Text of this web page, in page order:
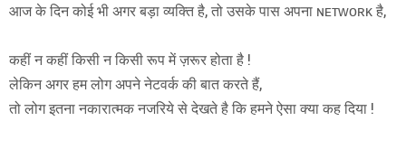
आज के दिन कोई भी अगर बड़ा व्यक्ति है, तो उसके पास अपना ɴᴇᴛᴡᴏʀᴋ है,
कहीं न कहीं किसी न किसी रूप में ज़रूर होता है !
लेकिन अगर हम लोग अपने नेटवर्क की बात करते हैं,
तो लोग इतना नकारात्मक नजरिये से देखते है कि हमने ऐसा क्या कह दिया !